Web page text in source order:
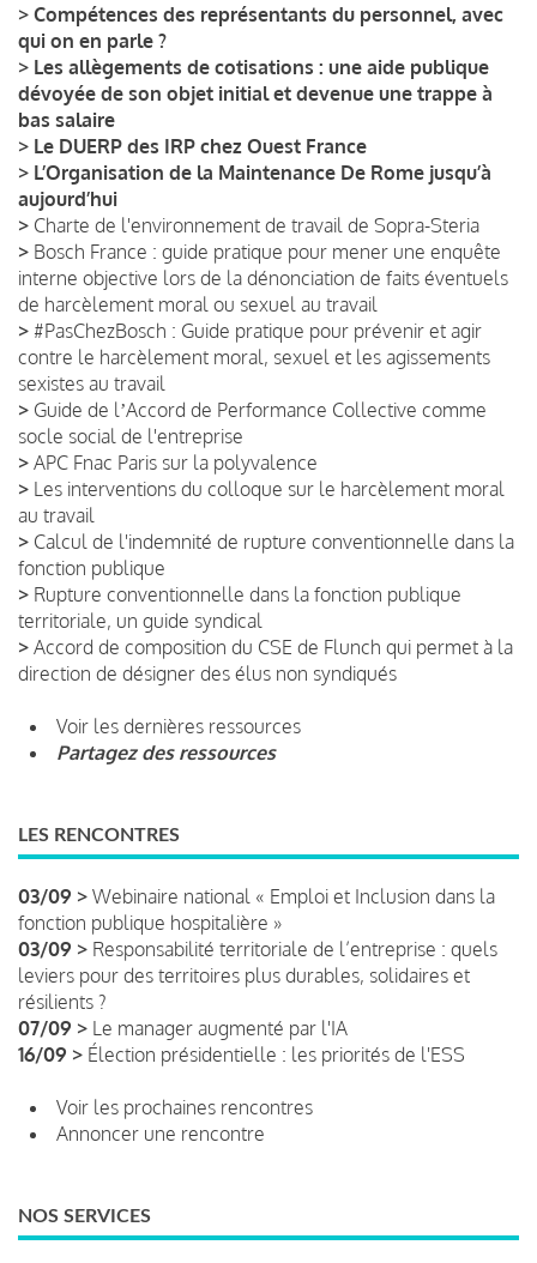
> Compétences des représentants du personnel, avec
qui on en parle ?
> Les allègements de cotisations : une aide publique
dévoyée de son objet initial et devenue une trappe à
bas salaire
> Le DUERP des IRP chez Ouest France
> L’Organisation de la Maintenance De Rome jusqu’à
aujourd’hui
> Charte de l'environnement de travail de Sopra-Steria
> Bosch France : guide pratique pour mener une enquête
interne objective lors de la dénonciation de faits éventuels
de harcèlement moral ou sexuel au travail
> #PasChezBosch : Guide pratique pour prévenir et agir
contre le harcèlement moral, sexuel et les agissements
sexistes au travail
> Guide de lʼAccord de Performance Collective comme
socle social de l'entreprise
> APC Fnac Paris sur la polyvalence
> Les interventions du colloque sur le harcèlement moral
au travail
> Calcul de l'indemnité de rupture conventionnelle dans la
fonction publique
> Rupture conventionnelle dans la fonction publique
territoriale, un guide syndical
> Accord de composition du CSE de Flunch qui permet à la
direction de désigner des élus non syndiqués
Voir les dernières ressources
Partagez des ressources
LES RENCONTRES
03/09 > Webinaire national « Emploi et Inclusion dans la
fonction publique hospitalière »
03/09 > Responsabilité territoriale de l’entreprise : quels
leviers pour des territoires plus durables, solidaires et
résilients ?
07/09 > Le manager augmenté par l'IA
16/09 > Élection présidentielle : les priorités de l'ESS
Voir les prochaines rencontres
Annoncer une rencontre
NOS SERVICES